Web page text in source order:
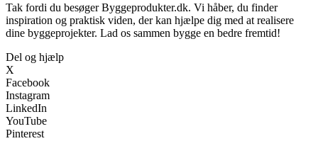
Tak fordi du besøger Byggeprodukter.dk. Vi håber, du finder
inspiration og praktisk viden, der kan hjælpe dig med at realisere
dine byggeprojekter. Lad os sammen bygge en bedre fremtid!
Del og hjælp
X
Facebook
Instagram
LinkedIn
YouTube
Pinterest